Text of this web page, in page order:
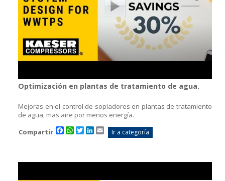
Optimización en plantas de tratamiento de agua.
Mejoras en el control de sopladores en plantas de tratamiento
de agua, mas aire por menos energía.
Compartir
Facebook
WhatsApp
TwitterLinkedIn
Email
Ir a categoría